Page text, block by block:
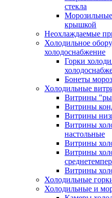
стекла
крышкой
Неохлаждаемые
Холодильное
холодоснабжение
Горки
Бонеты
Холодильные
Витрины
Витрины
Витрины
Витрины
настольные
Витрины
Витрины
Витрины
Холодильные
Холодильные и